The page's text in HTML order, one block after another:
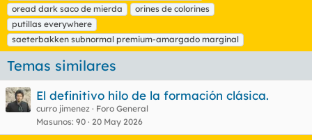
oread dark saco de mierda
orines de colorines
putillas everywhere
saeterbakken subnormal premium-amargado marginal
Temas similares
El definitivo hilo de la formación clásica.
curro jimenez
Foro General
Masunos 90 20 May 2026